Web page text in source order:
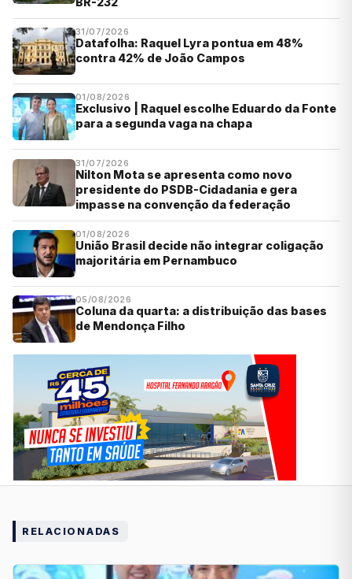
31/07/2026
Datafolha: Raquel Lyra pontua em 48%
contra 42% de João Campos
01/08/2026
Exclusivo | Raquel escolhe Eduardo da Fonte
para a segunda vaga na chapa
31/07/2026
Nilton Mota se apresenta como novo
presidente do PSDB-Cidadania e gera
impasse na convenção da federação
01/08/2026
União Brasil decide não integrar coligação
majoritária em Pernambuco
05/08/2026
Coluna da quarta: a distribuição das bases
de Mendonça Filho
RELACIONADAS